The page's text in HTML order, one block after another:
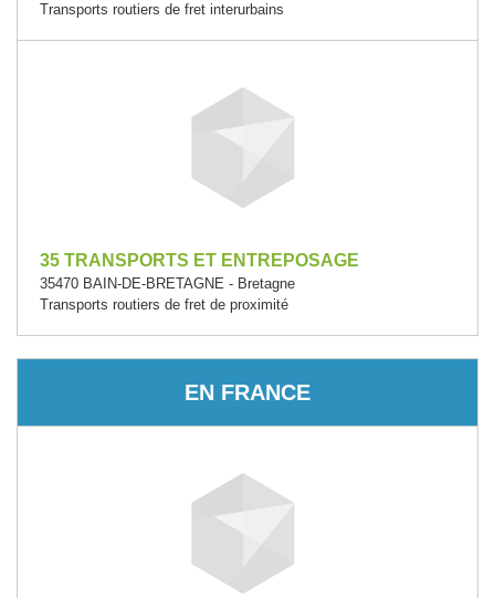
Transports routiers de fret interurbains
35 TRANSPORTS ET ENTREPOSAGE
35470 BAIN-DE-BRETAGNE - Bretagne
Transports routiers de fret de proximité
EN FRANCE